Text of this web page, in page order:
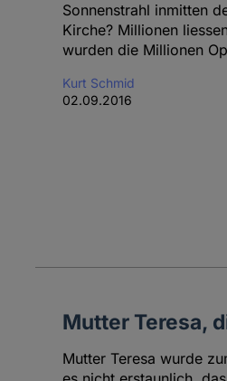
Sonnenstrahl inmitten
Kirche? Millionen
wurden die Millionen
Kurt Schmid
02.09.2016
Mutter Teresa,
Mutter Teresa wurde